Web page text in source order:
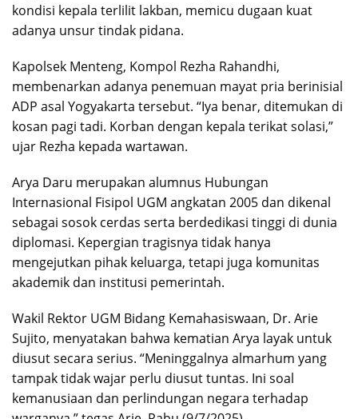
kondisi kepala terlilit lakban, memicu dugaan kuat
adanya unsur tindak pidana.
Kapolsek Menteng, Kompol Rezha Rahandhi,
membenarkan adanya penemuan mayat pria berinisial
ADP asal Yogyakarta tersebut. “Iya benar, ditemukan di
kosan pagi tadi. Korban dengan kepala terikat solasi,”
ujar Rezha kepada wartawan.
Arya Daru merupakan alumnus Hubungan
Internasional Fisipol UGM angkatan 2005 dan dikenal
sebagai sosok cerdas serta berdedikasi tinggi di dunia
diplomasi. Kepergian tragisnya tidak hanya
mengejutkan pihak keluarga, tetapi juga komunitas
akademik dan institusi pemerintah.
Wakil Rektor UGM Bidang Kemahasiswaan, Dr. Arie
Sujito, menyatakan bahwa kematian Arya layak untuk
diusut secara serius. “Meninggalnya almarhum yang
tampak tidak wajar perlu diusut tuntas. Ini soal
kemanusiaan dan perlindungan negara terhadap